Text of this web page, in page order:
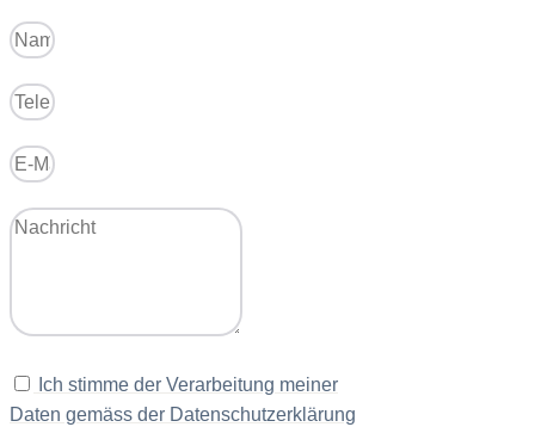
Ich stimme der Verarbeitung meiner
Daten gemäss der Datenschutzerklärung